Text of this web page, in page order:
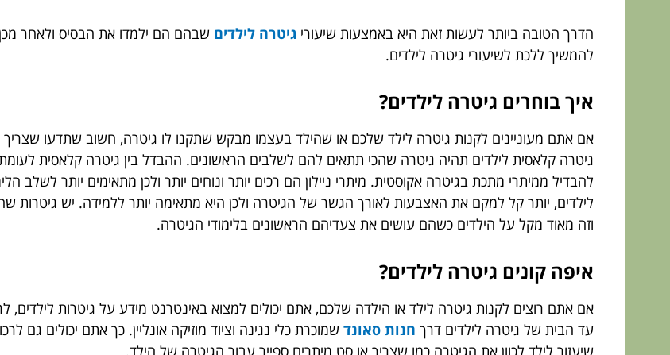
הדרך הטובה ביותר לעשות זאת היא באמצעות שיעורי גיטרה לילדים שבהם הם ילמדו את הבסיס ולאחר
להמשיך ללכת לשיעורי גיטרה לילדים.
איך בוחרים גיטרה לילדים?
אם אתם מעוניינים לקנות גיטרה לילד שלכם או שהילד בעצמו מבקש שתקנו לו גיטרה, חשוב שתדעו שצריך
גיטרה קלאסית לילדים תהיה גיטרה שהכי תתאים להם לשלבים הראשונים. ההבדל בין גיטרה קלאסית לעומת
להבדיל ממיתרי מתכת בגיטרה אקוסטית. מיתרי ניילון הם רכים יותר ונוחים יותר ולכן מתאימים יותר
לילדים, יותר קל למקם את האצבעות לאורך הגשר של הגיטרה ולכן היא מתאימה יותר ללמידה. יש גיטרות
וזה מאוד מקל על הילדים כשהם עושים את צעדיהם הראשונים בלימודי הגיטרה.
איפה קונים גיטרה לילדים?
אם אתם רוצים לקנות גיטרה לילד או הילדה שלכם, אתם יכולים למצוא באינטרנט מידע על גיטרות לילדים,
עד הבית של גיטרה לילדים דרך חנות סאונד שמוכרת כלי נגינה וציוד מוזיקה אונליין. כך אתם יכולים גם
שיעזור לילד לכוון את הגיטרה כמו שצריך או סט מיתרים ספייר עבור הגיטרה של הילד.